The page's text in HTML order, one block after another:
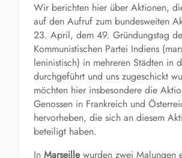
Wir berichten hier über Aktionen,
auf den Aufruf zum bundesweiten
23. April, dem 49. Gründungstag
Kommunistischen Partei Indiens
leninistisch) in mehreren Städten in
durchgeführt und uns zugeschickt
möchten hier insbesondere die
Genossen in Frankreich und
hervorheben, die sich an diesem
beteiligt haben.
In Marseillewurden zwei Malungen